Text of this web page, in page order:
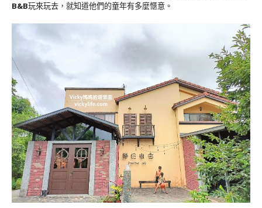
B&B玩來玩去，就知道他們的童年有多麼愜意。